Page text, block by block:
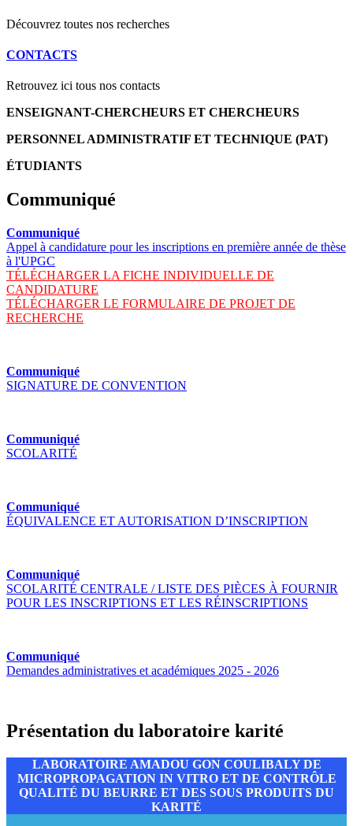
Découvrez toutes nos recherches
CONTACTS
Retrouvez ici tous nos contacts
ENSEIGNANT-CHERCHEURS ET CHERCHEURS
PERSONNEL ADMINISTRATIF ET TECHNIQUE (PAT)
ÉTUDIANTS
Communiqué
Communiqué
Appel à candidature pour les inscriptions en première année de thèse
à l'UPGC
TÉLÉCHARGER LA FICHE INDIVIDUELLE DE
CANDIDATURE
TÉLÉCHARGER LE FORMULAIRE DE PROJET DE
RECHERCHE
Communiqué
SIGNATURE DE CONVENTION
Communiqué
SCOLARITÉ
Communiqué
ÉQUIVALENCE ET AUTORISATION D’INSCRIPTION
Communiqué
SCOLARITÉ CENTRALE / LISTE DES PIÈCES À FOURNIR
POUR LES INSCRIPTIONS ET LES RÉINSCRIPTIONS
Communiqué
Demandes administratives et académiques 2025 - 2026
Présentation du laboratoire karité
LABORATOIRE AMADOU GON COULIBALY DE
MICROPROPAGATION IN VITRO ET DE CONTRÔLE
QUALITÉ DU BEURRE ET DES SOUS PRODUITS DU
KARITÉ